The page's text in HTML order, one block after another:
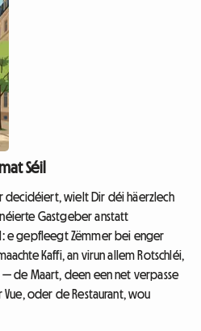
Séil
decidéiert, wielt Dir déi häerzlech
Gastgeber anstatt
e gepfleegt Zëmmer bei enger
Kaffi, an virun allem Rotschléi,
de Maart, deen een net verpasse
oder de Restaurant, wou